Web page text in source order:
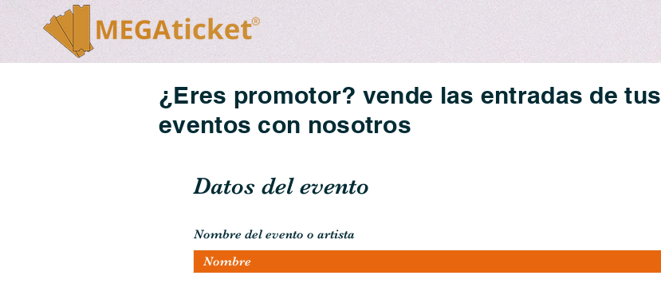
¿Eres promotor? vende las entradas de tus
eventos con nosotros
Datos del evento
Nombre del evento o artista